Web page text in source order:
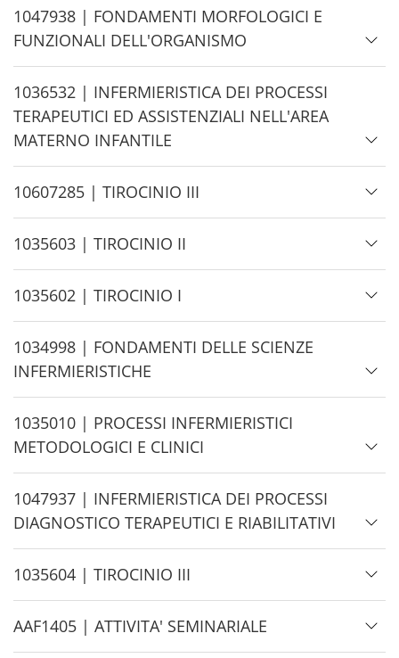
e
H
i
d
e
1047938 | FONDAMENTI MORFOLOGICI E
FUNZIONALI DELL'ORGANISMO
H
i
d
e
1036532 | INFERMIERISTICA DEI PROCESSI
TERAPEUTICI ED ASSISTENZIALI NELL'AREA
MATERNO INFANTILE
H
i
d
e
10607285 | TIROCINIO III
H
i
d
e
1035603 | TIROCINIO II
H
i
d
e
1035602 | TIROCINIO I
H
i
d
e
1034998 | FONDAMENTI DELLE SCIENZE
INFERMIERISTICHE
H
i
d
e
1035010 | PROCESSI INFERMIERISTICI
METODOLOGICI E CLINICI
H
i
d
e
1047937 | INFERMIERISTICA DEI PROCESSI
DIAGNOSTICO TERAPEUTICI E RIABILITATIVI
H
i
d
e
1035604 | TIROCINIO III
H
i
AAF1405 | ATTIVITA' SEMINARIALE